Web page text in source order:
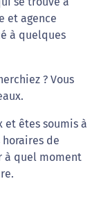
et agence
à quelques
? Vous
et êtes soumis à
de
à quel moment